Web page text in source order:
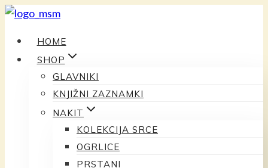
Preskoči
vsebinoHOME
SHOP
GLAVNIKI
KNJIŽNI ZAZNAMKI
NAKIT
KOLEKCIJA SRCE
OGRLICE
PRSTANI